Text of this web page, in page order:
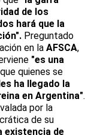
de los
hará que la
Preguntado
en la AFSCA,
"es una
quienes se
ha llegado la
en Argentina".
por la
de su
existencia de